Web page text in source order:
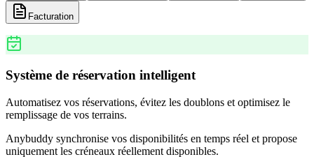
Facturation
Système de réservation intelligent
Automatisez vos réservations, évitez les doublons et optimisez le
remplissage de vos terrains.
Anybuddy synchronise vos disponibilités en temps réel et propose
uniquement les créneaux réellement disponibles.